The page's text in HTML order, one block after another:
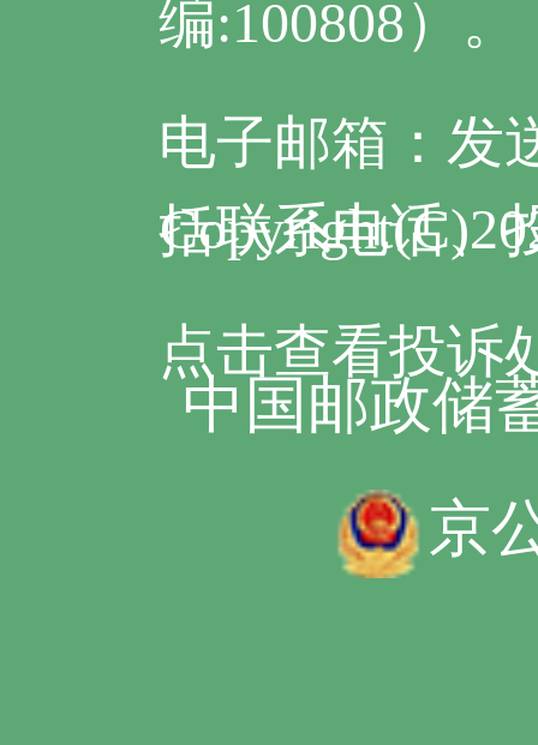
中国邮政储
京
编:100808）。
电子邮箱：发
括联系电话、
点击查看投诉